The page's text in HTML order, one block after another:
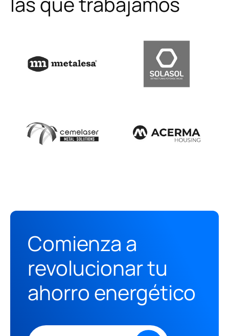
Comienza a
revolucionar tu
ahorro energético
¿Cómo podemos ayudarte?
Quiero contactar por WhatsApp